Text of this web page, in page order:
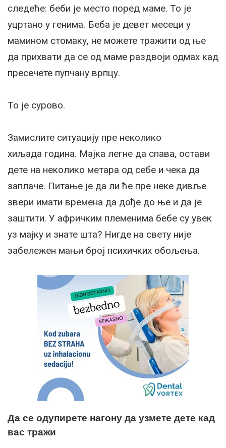
следеће: беби је место поред маме. То је
уцртано у генима. Беба је девет месеци у
мамином стомаку, не можете тражити од ње
да прихвати да се од маме раздвоји одмах кад
пресечете пупчану врпцу.
То је сурово.
Замислите ситуацију пре неколико
хиљада година. Мајка легне да спава, остави
дете на неколико метара од себе и чека да
заплаче. Питање је да ли ће пре неке дивље
звери имати времена да дође до ње и да је
заштити. У афричким племенима бебе су увек
уз мајку и знате шта? Нигде на свету није
забележен мањи број психичких обољења.
Да се одупирете нагону да узмете дете кад
вас тражи